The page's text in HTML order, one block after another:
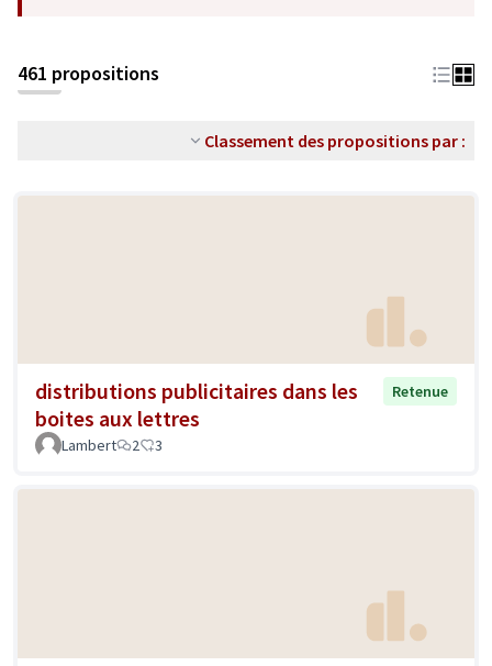
461 propositions
Classement des propositions par :
distributions publicitaires dans les
boites aux lettres
Retenue
Lambert 2 3